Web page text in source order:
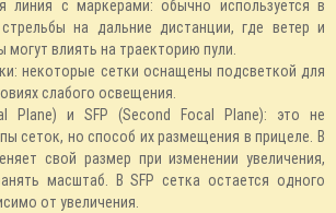
линия с маркерами: обычно используется в
на дальние дистанции, где ветер и
могут влиять на траекторию пули.
некоторые сетки оснащены подсветкой для
слабого освещения.
Plane) и SFP (Second Focal Plane): это не
сеток, но способ их размещения в прицеле. В
свой размер при изменении увеличения,
масштаб. В SFP сетка остается одного
от увеличения.